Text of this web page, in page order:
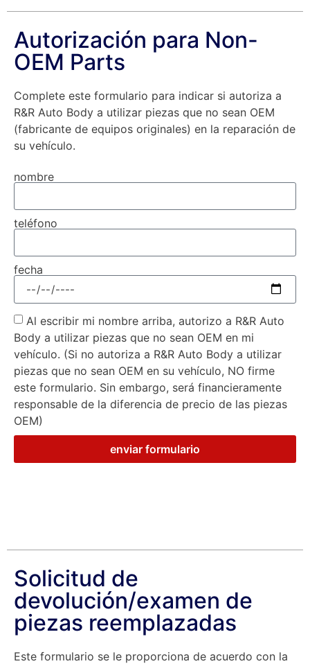
Autorización para Non-
OEM Parts
Complete este formulario para indicar si autoriza a
R&R Auto Body a utilizar piezas que no sean OEM
(fabricante de equipos originales) en la reparación de
su vehículo.
nombre
teléfono
fecha
Al escribir mi nombre arriba, autorizo ​​a R&R Auto
Body a utilizar piezas que no sean OEM en mi
vehículo. (Si no autoriza a R&R Auto Body a utilizar
piezas que no sean OEM en su vehículo, NO firme
este formulario. Sin embargo, será financieramente
responsable de la diferencia de precio de las piezas
OEM)
enviar formulario
Solicitud de
devolución/examen de
piezas reemplazadas
Este formulario se le proporciona de acuerdo con la